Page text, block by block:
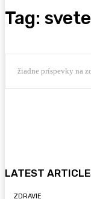
Tag:
žiadne príspevky na
LATEST
ZDRAVIE